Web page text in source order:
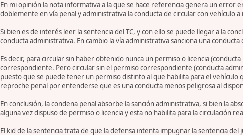
En mi opinión la nota informativa a la que se hace referencia genera un error
doblemente en vía penal y administrativa la conducta de circular con
Si bien es de interés leer la sentencia del TC, y con ello se puede llegar a la
conducta administrativa. En cambio la vía administrativa sanciona una
Es decir, para circular sin haber obtenido nunca un permiso o licencia
correspondiente. Pero circular sin el permiso correspondiente (conducta
puesto que se puede tener un permiso distinto al que habilita para el
reproche penal por entenderse que es una conducta menos peligrosa al
En conclusión, la condena penal absorbe la sanción administrativa, si bien la
alguna vez dispuso de permiso o licencia y esta no habilita para la circulación
El kid de la sentencia trata de que la defensa intenta impugnar la sentencia